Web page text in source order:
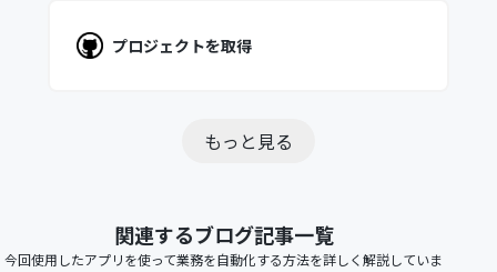
プロジェクトを取得
もっと見る
関連するブログ記事一覧
今回使用したアプリを使って業務を自動化する方法を詳しく解説していま